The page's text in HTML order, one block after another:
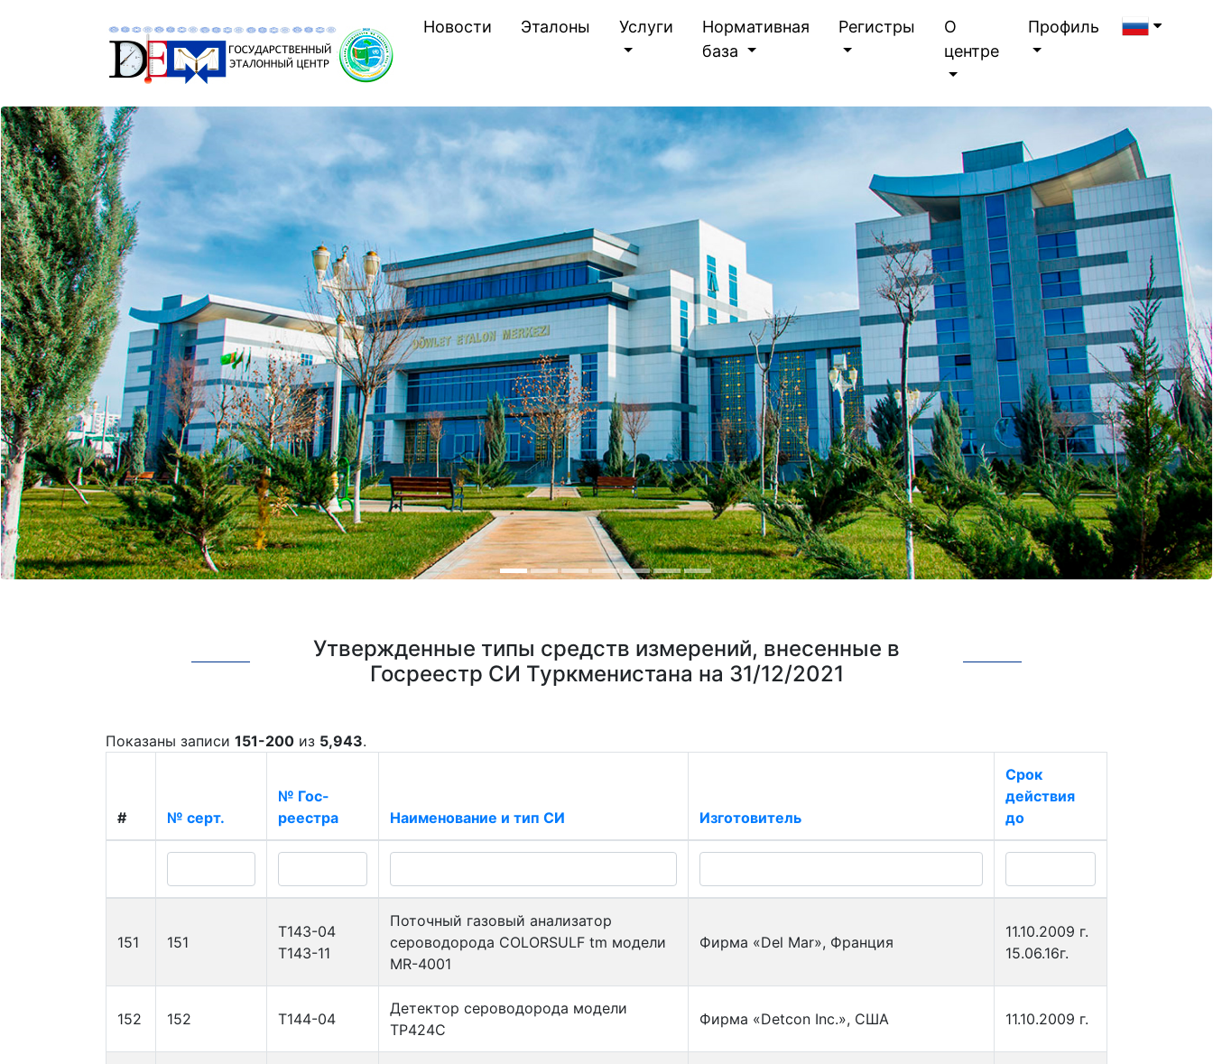
Новости (current)
Эталоны Услуги
Нормативная
база
Регистры
О
центре
Профиль
Утвержденные типы средств измерений, внесенные в
Госреестр СИ Туркменистана на 31/12/2021
Показаны записи 151-200 из 5,943.
# № серт.
№ Гос-
реестра
Наименование и тип СИ Изготовитель
Срок
действия
до
151 151
Т143-04
Т143-11
Поточный газовый анализатор
сероводорода COLORSULF tm модели
MR-4001
Фирма «Del Mar», Франция
11.10.2009 г.
15.06.16г.
152 152 Т144-04
Детектор сероводорода модели
ТР424С
Фирма «Detcon Inc.», США 11.10.2009 г.